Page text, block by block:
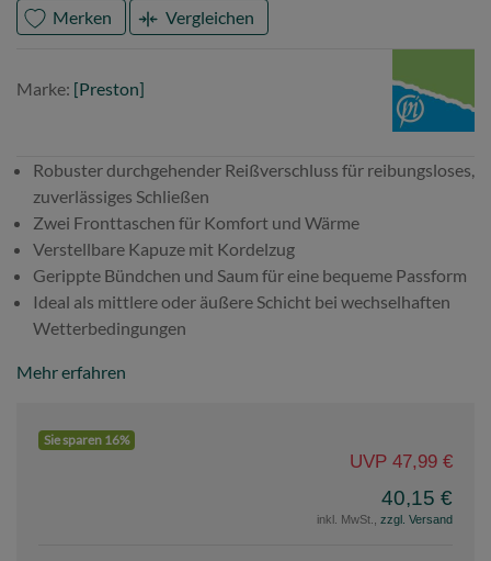
Merken Vergleichen
Marke: [Preston]
Robuster durchgehender Reißverschluss für reibungsloses,
zuverlässiges Schließen
Zwei Fronttaschen für Komfort und Wärme
Verstellbare Kapuze mit Kordelzug
Gerippte Bündchen und Saum für eine bequeme Passform
Ideal als mittlere oder äußere Schicht bei wechselhaften
Wetterbedingungen
Mehr erfahren
Sie sparen 16%
UVP 47,99 €
40,15 €
inkl. MwSt., zzgl. Versand